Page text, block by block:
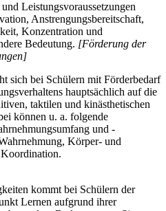
Leistungsvoraussetzungen
Anstrengungsbereitschaft,
Konzentration und
Bedeutung. [Förderung der
sich bei Schülern mit Förderbedarf
hauptsächlich auf die
taktilen und kinästhetischen
können u. a. folgende
und -
Körper- und
kommt bei Schülern der
Lernen aufgrund ihrer